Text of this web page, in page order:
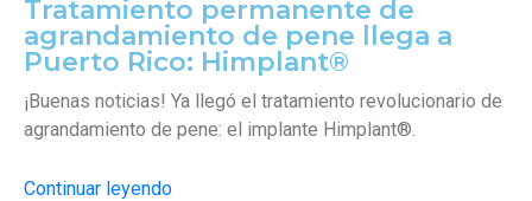
Tratamiento permanente de
agrandamiento de pene llega a
Puerto Rico: Himplant®
¡Buenas noticias! Ya llegó el tratamiento revolucionario de
agrandamiento de pene: el implante Himplant®.
Continuar leyendo